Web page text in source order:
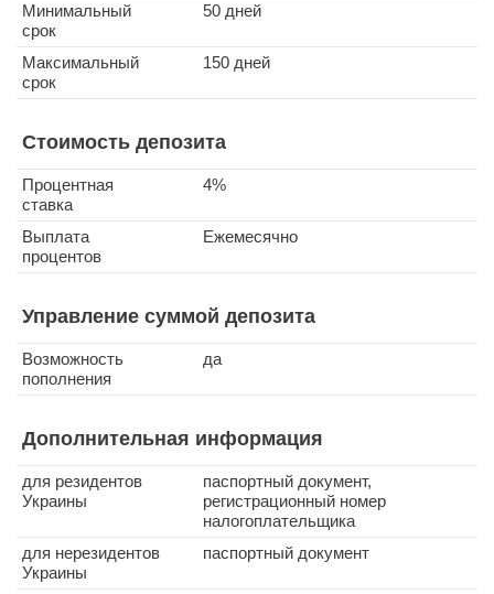
Минимальный
срок
50 дней
Максимальный
срок
150 дней
Стоимость депозита
Процентная
ставка
4%
Выплата
процентов
Ежемесячно
Управление суммой депозита
Возможность
пополнения
да
Дополнительная информация
для резидентов
Украины
паспортный документ,
регистрационный номер
налогоплательщика
для нерезидентов
Украины
паспортный документ